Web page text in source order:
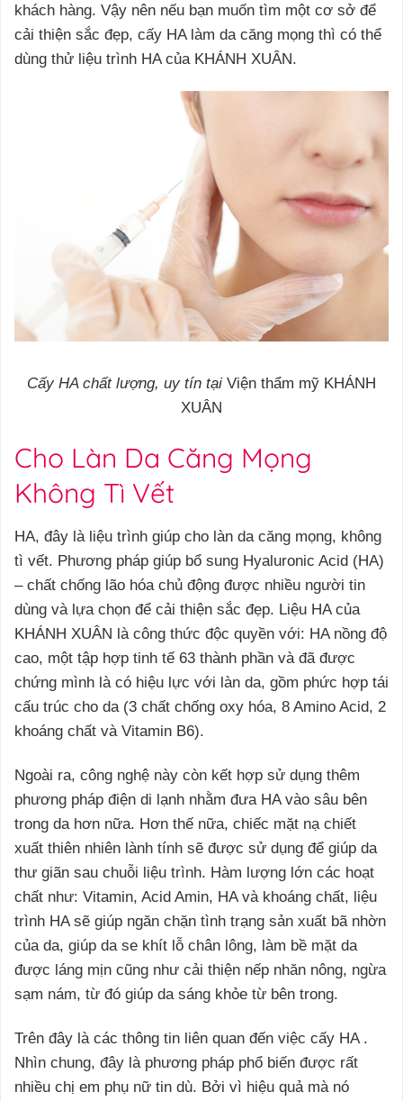
khách hàng. Vậy nên nếu bạn muốn tìm một cơ sở để
cải thiện sắc đẹp, cấy HA làm da căng mọng thì có thể
dùng thử liệu trình HA của KHÁNH XUÂN.
Cấy HA chất lượng, uy tín tại Viện thẩm mỹ KHÁNH
XUÂN
Cho Làn Da Căng Mọng
Không Tì Vết
HA, đây là liệu trình giúp cho làn da căng mọng, không
tì vết. Phương pháp giúp bổ sung Hyaluronic Acid (HA)
– chất chống lão hóa chủ động được nhiều người tin
dùng và lựa chọn để cải thiện sắc đẹp. Liệu HA của
KHÁNH XUÂN là công thức độc quyền với: HA nồng độ
cao, một tập hợp tinh tế 63 thành phần và đã được
chứng mình là có hiệu lực với làn da, gồm phức hợp tái
cấu trúc cho da (3 chất chống oxy hóa, 8 Amino Acid, 2
khoáng chất và Vitamin B6).
Ngoài ra, công nghệ này còn kết hợp sử dụng thêm
phương pháp điện di lạnh nhằm đưa HA vào sâu bên
trong da hơn nữa. Hơn thế nữa, chiếc mặt nạ chiết
xuất thiên nhiên lành tính sẽ được sử dụng để giúp da
thư giãn sau chuỗi liệu trình. Hàm lượng lớn các hoạt
chất như: Vitamin, Acid Amin, HA và khoáng chất, liệu
trình HA sẽ giúp ngăn chặn tình trạng sản xuất bã nhờn
của da, giúp da se khít lỗ chân lông, làm bề mặt da
được láng mịn cũng như cải thiện nếp nhăn nông, ngừa
sạm nám, từ đó giúp da sáng khỏe từ bên trong.
Trên đây là các thông tin liên quan đến việc cấy HA .
Nhìn chung, đây là phương pháp phổ biến được rất
nhiều chị em phụ nữ tin dù. Bởi vì hiệu quả mà nó